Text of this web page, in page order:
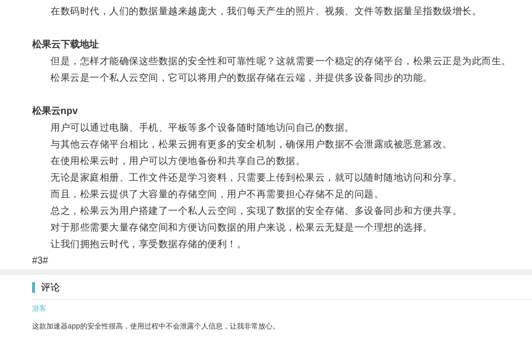
在数码时代，人们的数据量越来越庞大，我们每天产生的照片、视频、文件等数据量呈指数级增长。
松果云下载地址
但是，怎样才能确保这些数据的安全性和可靠性呢？这就需要一个稳定的存储平台，松果云正是为此而生。
松果云是一个私人云空间，它可以将用户的数据存储在云端，并提供多设备同步的功能。
松果云npv
用户可以通过电脑、手机、平板等多个设备随时随地访问自己的数据。
与其他云存储平台相比，松果云拥有更多的安全机制，确保用户数据不会泄露或被恶意篡改。
在使用松果云时，用户可以方便地备份和共享自己的数据。
无论是家庭相册、工作文件还是学习资料，只需要上传到松果云，就可以随时随地访问和分享。
而且，松果云提供了大容量的存储空间，用户不再需要担心存储不足的问题。
总之，松果云为用户搭建了一个私人云空间，实现了数据的安全存储、多设备同步和方便共享。
对于那些需要大量存储空间和方便访问数据的用户来说，松果云无疑是一个理想的选择。
让我们拥抱云时代，享受数据存储的便利！。
#3#
评论
游客
这款加速器app的安全性很高，使用过程中不会泄露个人信息，让我非常放心。